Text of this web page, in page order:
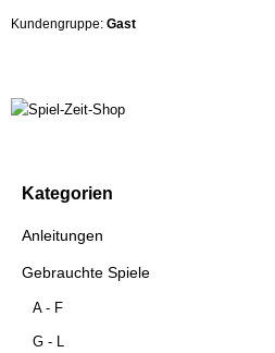
Kundengruppe: Gast
Kategorien
Anleitungen
Gebrauchte Spiele
A - F
G - L